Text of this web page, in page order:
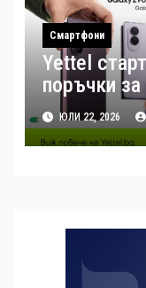
Смартфони
Yettel
поръчки
Z Flip8,
ЮЛИ 22, 2026